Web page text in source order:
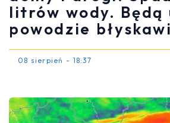
litrów wody. Będą
powodzie
08 sierpień - 18:37